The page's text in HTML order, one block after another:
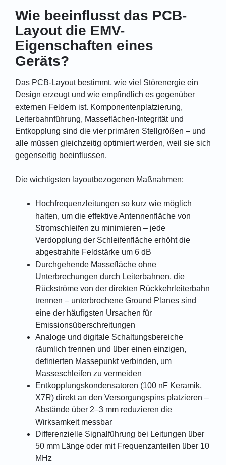
Wie beeinflusst das PCB-
Layout die EMV-
Eigenschaften eines
Geräts?
Das PCB-Layout bestimmt, wie viel Störenergie ein
Design erzeugt und wie empfindlich es gegenüber
externen Feldern ist. Komponentenplatzierung,
Leiterbahnführung, Masseflächen-Integrität und
Entkopplung sind die vier primären Stellgrößen – und
alle müssen gleichzeitig optimiert werden, weil sie sich
gegenseitig beeinflussen.
Die wichtigsten layoutbezogenen Maßnahmen:
Hochfrequenzleitungen so kurz wie möglich
halten, um die effektive Antennenfläche von
Stromschleifen zu minimieren – jede
Verdopplung der Schleifenfläche erhöht die
abgestrahlte Feldstärke um 6 dB
Durchgehende Massefläche ohne
Unterbrechungen durch Leiterbahnen, die
Rückströme von der direkten Rückkehrleiterbahn
trennen – unterbrochene Ground Planes sind
eine der häufigsten Ursachen für
Emissionsüberschreitungen
Analoge und digitale Schaltungsbereiche
räumlich trennen und über einen einzigen,
definierten Massepunkt verbinden, um
Masseschleifen zu vermeiden
Entkopplungskondensatoren (100 nF Keramik,
X7R) direkt an den Versorgungspins platzieren –
Abstände über 2–3 mm reduzieren die
Wirksamkeit messbar
Differenzielle Signalführung bei Leitungen über
50 mm Länge oder mit Frequenzanteilen über 10
MHz